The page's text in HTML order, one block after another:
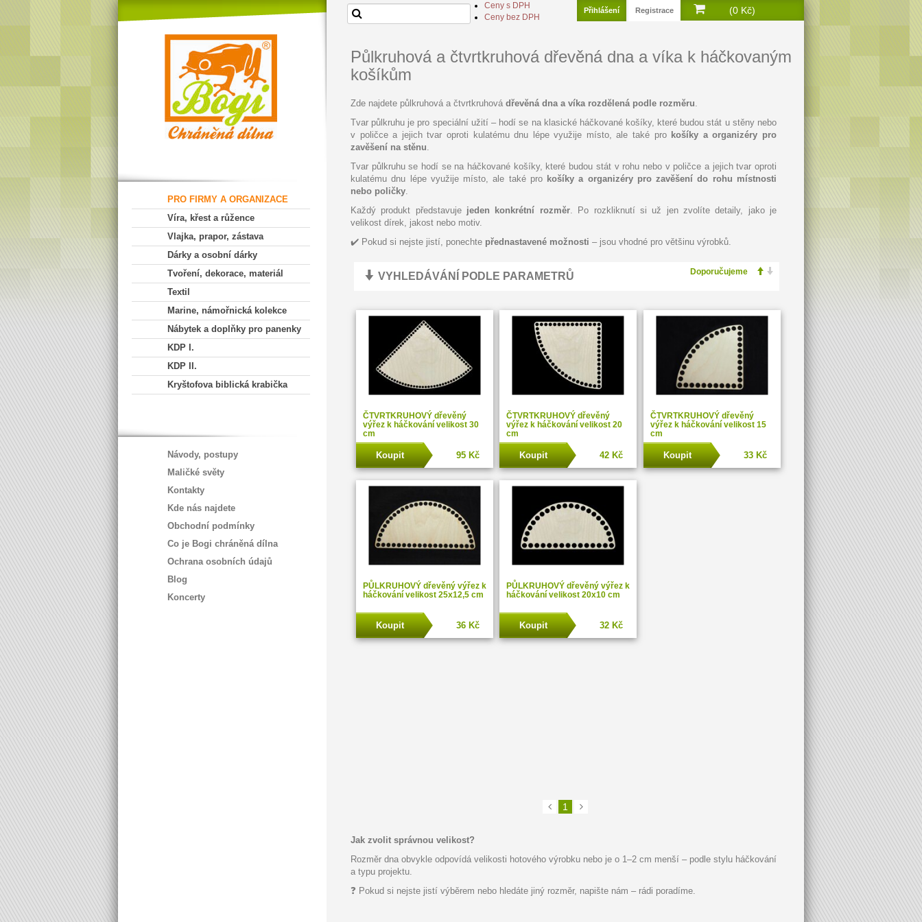
PRO FIRMY A ORGANIZACE
Víra, křest a růžence
Vlajka, prapor, zástava
Dárky a osobní dárky
Tvoření, dekorace, materiál
Textil
Marine, námořnická kolekce
Nábytek a doplňky pro panenky
KDP I.
KDP II.
Kryštofova biblická krabička
Návody, postupy
Maličké světy
Kontakty
Kde nás najdete
Obchodní podmínky
Co je Bogi chráněná dílna
Ochrana osobních údajů
Blog
Koncerty
Přihlášení Registrace
Ceny s DPH
Ceny bez DPH
(0 Kč)
Půlkruhová a čtvrtkruhová dřevěná dna a víka k háčkovaným
košíkům
Zde najdete půlkruhová a čtvrtkruhová dřevěná dna a víka rozdělená podle rozměru.
Tvar půlkruhu je pro speciální užití – hodí se na klasické háčkované košíky, které budou stát u stěny nebo
v poličce a jejich tvar oproti kulatému dnu lépe využije místo, ale také pro košíky a organizéry pro
zavěšení na stěnu.
Tvar půlkruhu se hodí se na háčkované košíky, které budou stát v rohu nebo v poličce a jejich tvar oproti
kulatému dnu lépe využije místo, ale také pro košíky a organizéry pro zavěšení do rohu místnosti
nebo poličky.
Každý produkt představuje jeden konkrétní rozměr. Po rozkliknutí si už jen zvolíte detaily, jako je
velikost dírek, jakost nebo motiv.
✔️ Pokud si nejste jistí, ponechte přednastavené možnosti – jsou vhodné pro většinu výrobků.
VYHLEDÁVÁNÍ PODLE PARAMETRŮ
ČTVRTKRUHOVÝ dřevěný
výřez k háčkování velikost 30
cm
95 Kč
Koupit
ČTVRTKRUHOVÝ dřevěný
výřez k háčkování velikost 20
cm
42 Kč
Koupit
ČTVRTKRUHOVÝ dřevěný
výřez k háčkování velikost 15
cm
33 Kč
Koupit
PŮLKRUHOVÝ dřevěný výřez k
háčkování velikost 25x12,5 cm
36 Kč
Koupit
PŮLKRUHOVÝ dřevěný výřez k
háčkování velikost 20x10 cm
32 Kč
Koupit
1
Jak zvolit správnou velikost?
Rozměr dna obvykle odpovídá velikosti hotového výrobku nebo je o 1–2 cm menší – podle stylu háčkování
a typu projektu.
❓ Pokud si nejste jistí výběrem nebo hledáte jiný rozměr, napište nám – rádi poradíme.